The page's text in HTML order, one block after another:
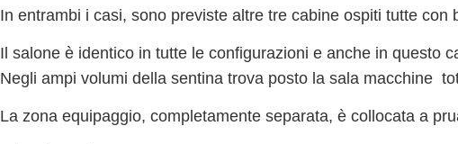
In entrambi i casi, sono previste altre tre cabine ospiti tutte con
Il salone è identico in tutte le configurazioni e anche in questo
Negli ampi volumi della sentina trova posto la sala macchine
La zona equipaggio, completamente separata, è collocata a